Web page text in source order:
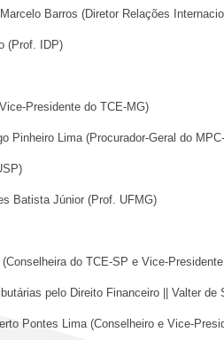
Barros (Diretor Relações
(Prof. IDP)
Presidente do TCE-MG)
Pinheiro Lima (Procurador-Geral do
Batista Júnior (Prof. UFMG)
do TCE-SP e Vice-
pelo Direito Financeiro || Valter
Pontes Lima (Conselheiro e Vice-